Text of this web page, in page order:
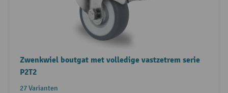
Zwenkwiel boutgat met volledige vastzetrem serie
P2T2
27 Varianten